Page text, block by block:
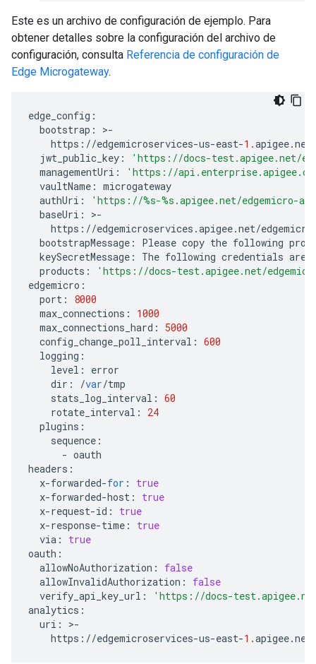
Este es un archivo de configuración de ejemplo. Para
obtener detalles sobre la configuración del archivo de
configuración, consulta Referencia de configuración de
Edge Microgateway.
edge_config :
bootstrap : >-
https : //edgemicroservices-us-east-1.apigee.net
jwt_public_key :
'https://docs-test.apigee.net/
managementUri :
'https://
vaultName : microgateway
authUri : 'https://%s-%s .apigee.net/edgemicro-
baseUri : >-
https : //edgemicroservices .apigee.net/edgemicro
bootstrapMessage : Please copy the following
keySecretMessage : The following credentials are
products :
'https://docs-test.apigee.net/
edgemicro :
port :
8000
max_connections :
1000
max_connections_hard :
5000
config_change_poll_interval : 600
logging :
level :
error
dir : /var/tmp
stats_log_interval : 60
rotate_interval :
24
plugins :
sequence :
- oauth
headers :
x-forwarded-for :
true
x-forwarded-host :
true
x-request-id :
true
x-response-time :
true
via :
true
oauth :
allowNoAuthorization :
false
allowInvalidAuthorization :
false
verify_api_key_url :
'https://docs-
analytics :
uri : >-
https : //edgemicroservices-us-east-1.apigee.net